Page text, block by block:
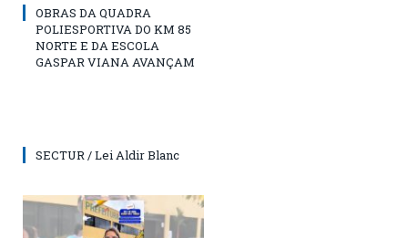
OBRAS DA QUADRA
POLIESPORTIVA DO KM 85
NORTE E DA ESCOLA
GASPAR VIANA AVANÇAM
SECTUR / Lei Aldir Blanc